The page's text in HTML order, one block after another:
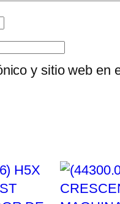
c
a
d
y sitio web